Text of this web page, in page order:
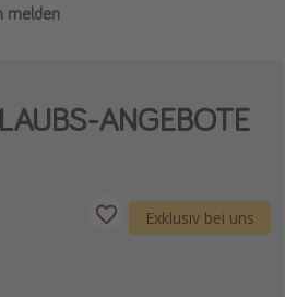
melden
ANGEBOTE
Exklusiv bei uns